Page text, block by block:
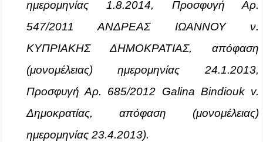
ημερομηνίας 1.8.2014, Προσφυγή Αρ.
547/2011 ΑΝΔΡΕΑΣ ΙΩΑΝΝΟΥ ν.
ΚΥΠΡΙΑΚΗΣ ΔΗΜΟΚΡΑΤΙΑΣ, απόφαση
(μονομέλειας) ημερομηνίας 24.1.2013,
Προσφυγή Αρ. 685/2012 Galina Bindiouk v.
Δημοκρατίας, απόφαση (μονομέλειας)
ημερομηνίας 23.4.2013).